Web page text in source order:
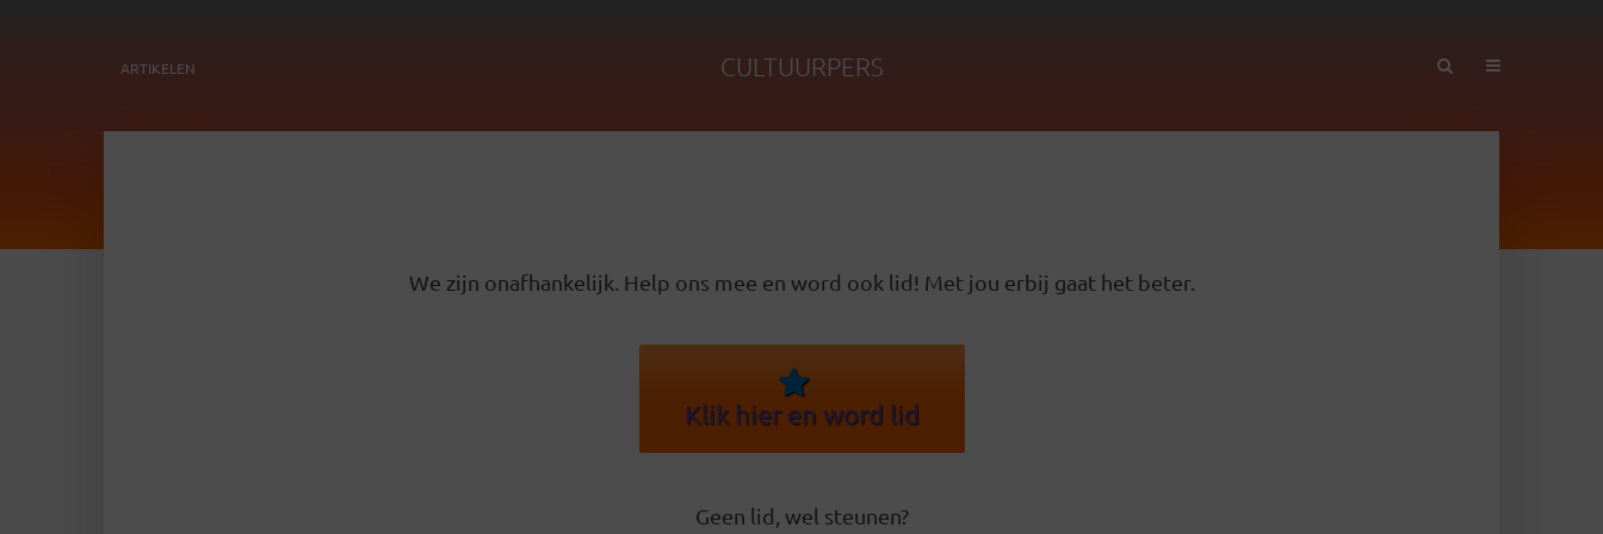
ARTIKELEN CULTUURPERS
We zijn onafhankelijk. Help ons mee en word ook lid! Met jou erbij gaat het beter.
Klik hier en word lid
Geen lid, wel steunen?